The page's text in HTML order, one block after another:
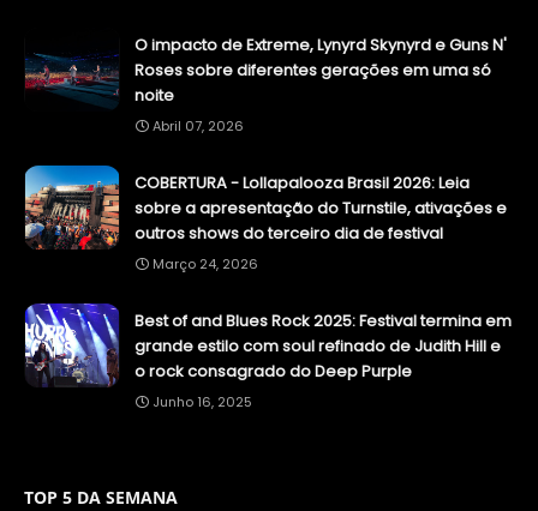
O impacto de Extreme, Lynyrd Skynyrd e Guns N'
Roses sobre diferentes gerações em uma só
noite
Abril 07, 2026
COBERTURA - Lollapalooza Brasil 2026: Leia
sobre a apresentação do Turnstile, ativações e
outros shows do terceiro dia de festival
Março 24, 2026
Best of and Blues Rock 2025: Festival termina em
grande estilo com soul refinado de Judith Hill e
o rock consagrado do Deep Purple
Junho 16, 2025
TOP 5 DA SEMANA